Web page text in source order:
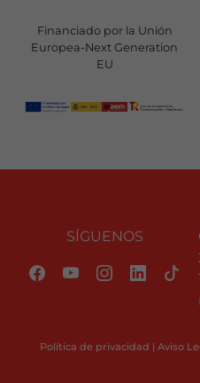
Financiado por la Unión
Europea-Next Generation
EU
SÍGUENOS
Política de privacidad | Aviso